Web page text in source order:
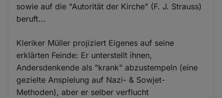
sowie auf die "Autorität der Kirche" (F. J. Strauss)
beruft...
Kleriker Müller projiziert Eigenes auf seine
erklärten Feinde: Er unterstellt ihnen,
Andersdenkende als "krank" abzustempeln (eine
gezielte Anspielung auf Nazi- & Sowjet-
Methoden), aber er selber verflucht